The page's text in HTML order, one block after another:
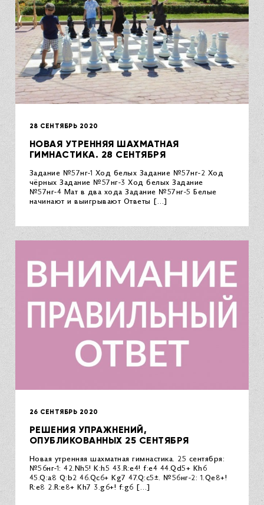
28 СЕНТЯБРЬ 2020
НОВАЯ УТРЕННЯЯ ШАХМАТНАЯ
ГИМНАСТИКА. 28 СЕНТЯБРЯ
Задание №57нг-1 Ход белых Задание №57нг-2 Ход
чёрных Задание №57нг-3 Ход белых Задание
№57нг-4 Мат в два хода Задание №57нг-5 Белые
начинают и выигрывают Ответы […]
26 СЕНТЯБРЬ 2020
РЕШЕНИЯ УПРАЖНЕНИЙ,
ОПУБЛИКОВАННЫХ 25 СЕНТЯБРЯ
Новая утренняя шахматная гимнастика. 25 сентября:
№56нг-1: 42.Nh5! K:h5 43.R:e4! f:e4 44.Qd5+ Kh6
45.Q:a8 Q:b2 46.Qc6+ Kg7 47.Q:c5±. №56нг-2: 1.Qe8+!
R:e8 2.R:e8+ Kh7 3.g6+! f:g6 […]